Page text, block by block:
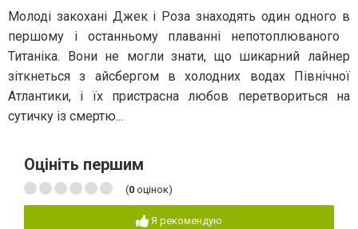
Молоді закохані Джек і Роза знаходять один одного в
першому і останньому плаванні непотоплюваного ​​
Титаніка. Вони не могли знати, що шикарний лайнер
зіткнеться з айсбергом в холодних водах Північної
Атлантики, і їх пристрасна любов перетвориться на
сутичку із смертю...
Оцініть першим
(0 оцінок)
Я рекомендую